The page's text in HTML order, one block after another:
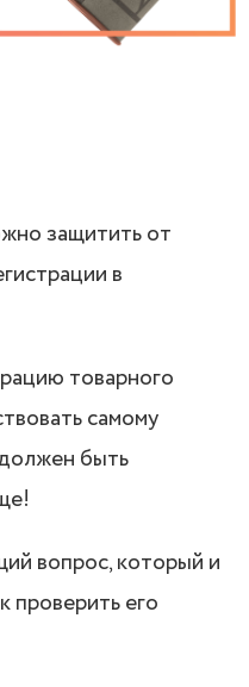
защитить от
в
товарного
самому
быть
вопрос, который и
проверить его